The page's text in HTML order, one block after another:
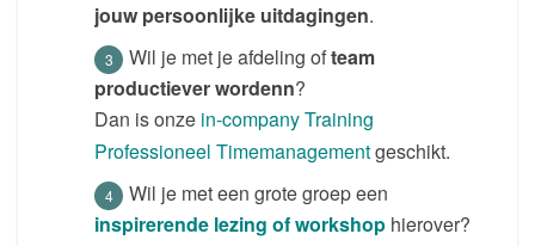
jouw persoonlijke uitdagingen.
Wil je met je afdeling ofteam
productiever wordenn?
Dan is onze in-company Training
Professioneel Timemanagementgeschikt.
Wil je met een grote groep een
inspirerende lezing of workshop hierover?